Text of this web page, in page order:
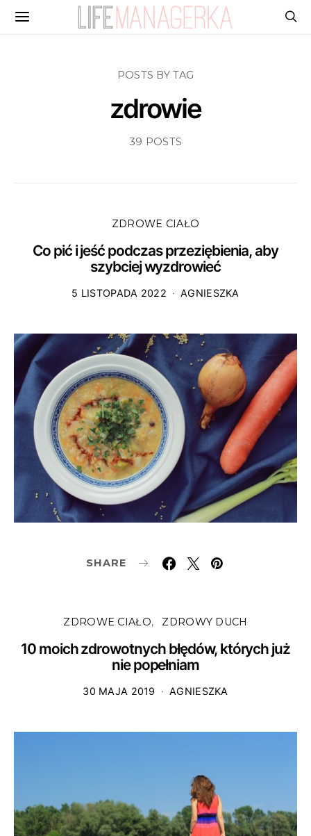
POSTS BY TAG
zdrowie
39 POSTS
ZDROWE CIAŁO
Co pić i jeść podczas przeziębienia, aby
szybciej wyzdrowieć
5 LISTOPADA 2022 AGNIESZKA
SHARE
ZDROWE CIAŁO ZDROWY DUCH
10 moich zdrowotnych błędów, których już
nie popełniam
30 MAJA 2019 AGNIESZKA